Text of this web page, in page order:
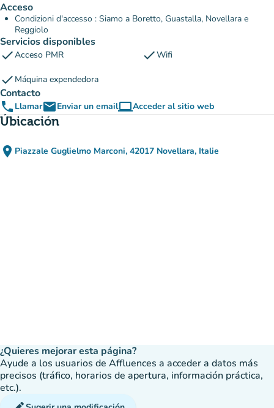
Acceso
Condizioni d'accesso : Siamo a Boretto, Guastalla, Novellara e
Reggiolo
Servicios disponibles
checkAcceso PMR checkWifi
check Máquina expendedora
Contacto
phone LlamaremailEnviar un emailcomputerAcceder al sitio web
(nueva pestaña)
Úbicación
place Piazzale Guglielmo Marconi, 42017 Novellara, Italie
(abrir en Google Maps)
(nueva pestaña)
¿Quieres mejorar esta página?
Ayude a los usuarios de Affluences a acceder a datos más
precisos (tráfico, horarios de apertura, información práctica,
etc.).